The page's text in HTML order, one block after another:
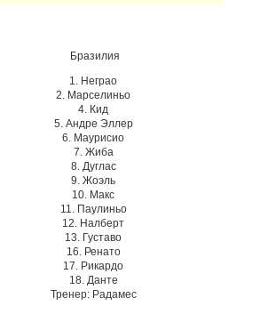
Бразилия
1. Неграо
2. Марселиньо
4. Кид
5. Андре Эллер
6. Маурисио
7. Жиба
8. Дуглас
9. Жоэль
10. Макс
11. Паулиньо
12. Налберт
13. Густаво
16. Ренато
17. Рикардо
18. Данте
Тренер: Радамес